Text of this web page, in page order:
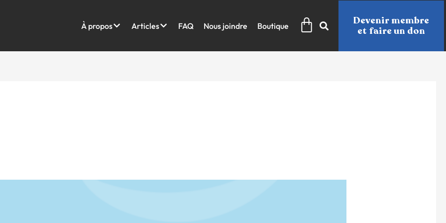
À propos Articles FAQ Nous joindre Boutique Panier
Devenir membre
et faire un don